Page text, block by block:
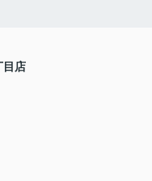
目店